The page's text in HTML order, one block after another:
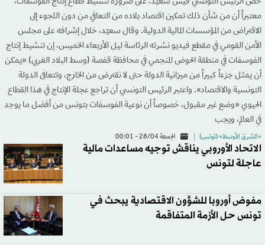
حضّ الرئيس التونسي قيس سعيّد، على ضرورة تنشيط قطاع إنتاج الفوسفات،
معتبراً أن من شأن ذلك تمكين اقتصاد بلاده من التعافي من دون اللجوء إلى
الاقتراض من المؤسسات المالية الدولية. وقال سعيّد، خلال إشرافه على مجلس
الأمن القومي في مقطع فيديو نشرته الرئاسة ليل الأربعاء الخميس، إن تنشيط إنتاج
الفوسفات في منطقة الحوض المنجمي في محافظة قفصة (وسط البلاد الغربي) «يمكن
أن يمثل جزءاً كبيراً من ميزانية الدولة حتى لا نقترض من الخارج، وتتعافى الدولة
التونسية والاقتصاد». واعتبر الرئيس التونسي أن تراجع عجلة الإنتاج في هذا القطاع
الحيوي «وضع غير مقبول، خصوصاً أن نوعية الفوسفات بتونس من أفضل ما يوجد
في العالم، ويجب
«الشرق الأوسط» (تونس) الجمعة 28/04 - 00:01
الاتحاد الأوروبي يناقش توجيه مساعدات مالية
عاجلة لتونس
مفوض أوروبا للشؤون الاقتصادية يبحث في
تونس حل الأزمة المتفاقمة